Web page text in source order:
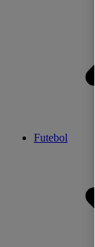
Futebol